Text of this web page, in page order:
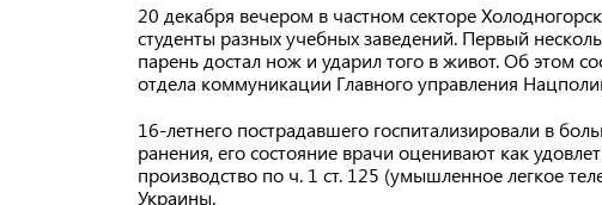
20 декабря вечером в частном секторе
студенты разных учебных заведений. Первый
парень достал нож и ударил того в живот. Об этом
отдела коммуникации Главного управления
16-летнего пострадавшего госпитализировали в
ранения, его состояние врачи оценивают как
производство по ч. 1 ст. 125 (умышленное легкое
Украины.